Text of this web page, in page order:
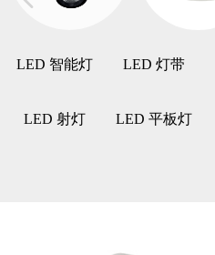
LED 智能灯 LED 灯带
LED 射灯 LED 平板灯